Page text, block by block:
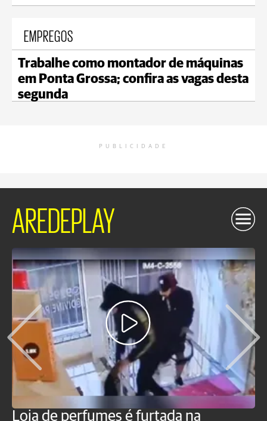
EMPREGOS
Trabalhe como montador de máquinas
em Ponta Grossa; confira as vagas desta
segunda
PUBLICIDADE
AREDEPLAY
Loja de perfumes é furtada na